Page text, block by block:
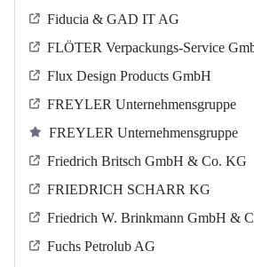
Fiducia & GAD IT AG
FLÖTER Verpackungs-Service
Flux Design Products GmbH
FREYLER Unternehmensgruppe
FREYLER Unternehmensgruppe
Friedrich Britsch GmbH & Co. KG
FRIEDRICH SCHARR KG
Friedrich W. Brinkmann GmbH &
Fuchs Petrolub AG